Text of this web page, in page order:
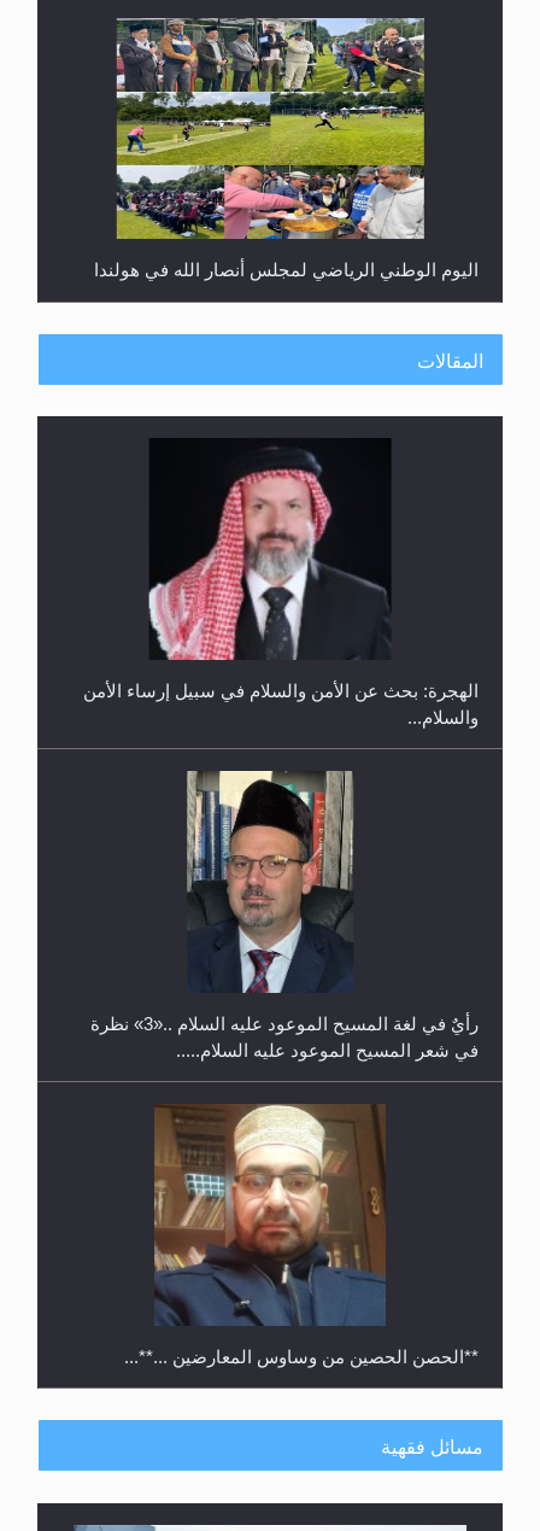
اليوم الوطني الرياضي لمجلس أنصار الله في هولندا
إتمام حفظ القرآن الكريم لثلاثة طلاب من مدرسة الحفظ
حفل توزيع الشهادات في الجامعة الأحمدية بنيجيريا لعام
المقالات
الهجرة: بحث عن الأمن والسلام في سبيل إرساء الأمن
والسلام...
رأيٌ في لغة المسيح الموعود عليه السلام ..«3» نظرة
في شعر المسيح الموعود عليه السلام.....
**الحصن الحصين من وساوس المعارضين ...**...
مسائل فقهية